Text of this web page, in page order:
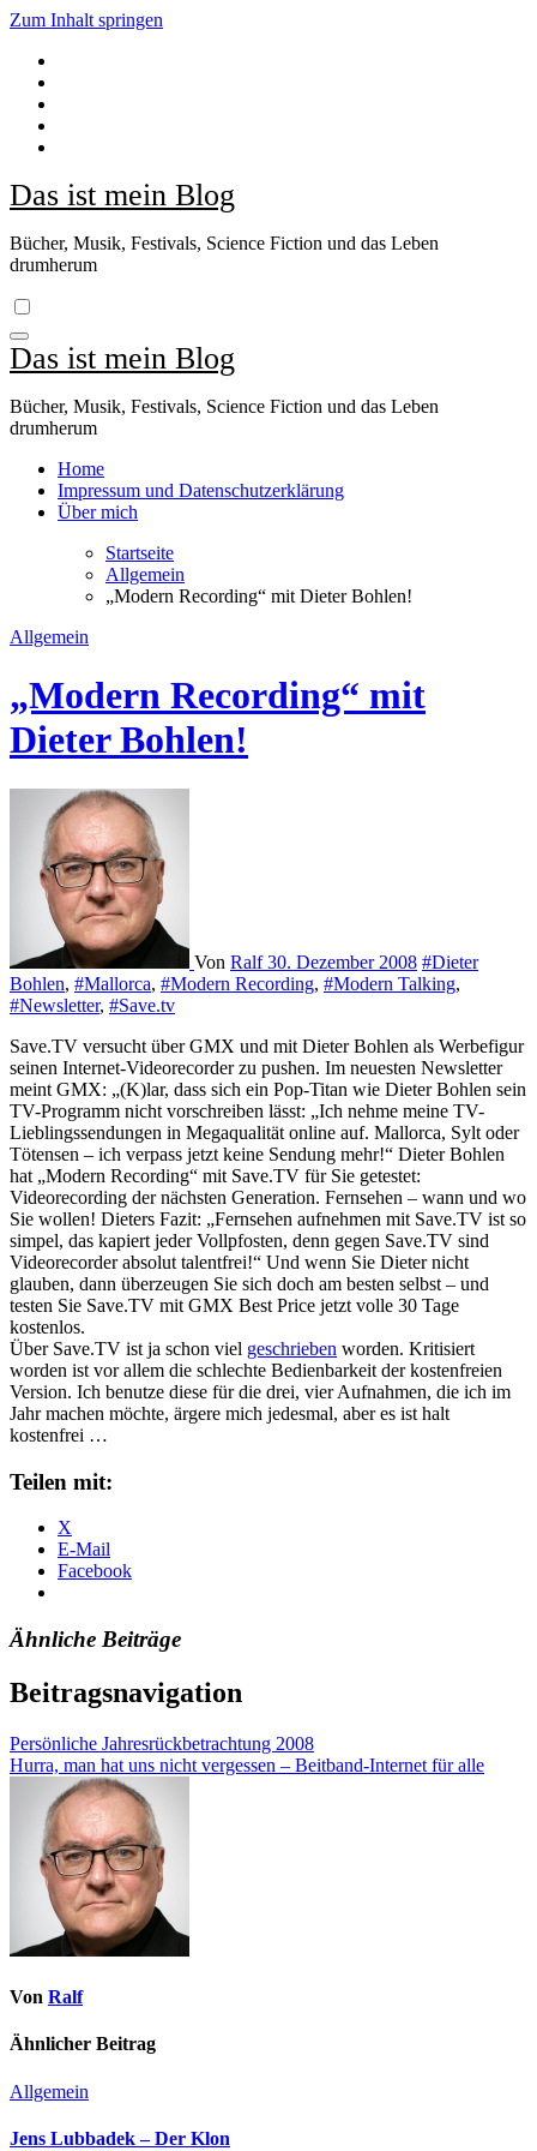
Zum Inhalt springen
Das ist mein Blog
Bücher, Musik, Festivals, Science Fiction und das Leben
drumherum
Das ist mein Blog
Bücher, Musik, Festivals, Science Fiction und das Leben
drumherum
Home
Impressum und Datenschutzerklärung
Über mich
Startseite
Allgemein
„Modern Recording“ mit Dieter Bohlen!
Allgemein
„Modern Recording“ mit
Dieter Bohlen!
Von Ralf30. Dezember 2008 #Dieter
Bohlen, #Mallorca, #Modern Recording, #Modern Talking,
#Newsletter, #Save.tv
Save.TV versucht über GMX und mit Dieter Bohlen als Werbefigur
seinen Internet-Videorecorder zu pushen. Im neuesten Newsletter
meint GMX: „(K)lar, dass sich ein Pop-Titan wie Dieter Bohlen sein
TV-Programm nicht vorschreiben lässt: „Ich nehme meine TV-
Lieblingssendungen in Megaqualität online auf. Mallorca, Sylt oder
Tötensen – ich verpass jetzt keine Sendung mehr!“ Dieter Bohlen
hat „Modern Recording“ mit Save.TV für Sie getestet:
Videorecording der nächsten Generation. Fernsehen – wann und wo
Sie wollen! Dieters Fazit: „Fernsehen aufnehmen mit Save.TV ist so
simpel, das kapiert jeder Vollpfosten, denn gegen Save.TV sind
Videorecorder absolut talentfrei!“ Und wenn Sie Dieter nicht
glauben, dann überzeugen Sie sich doch am besten selbst – und
testen Sie Save.TV mit GMX Best Price jetzt volle 30 Tage
kostenlos.
Über Save.TV ist ja schon viel geschrieben worden. Kritisiert
worden ist vor allem die schlechte Bedienbarkeit der kostenfreien
Version. Ich benutze diese für die drei, vier Aufnahmen, die ich im
Jahr machen möchte, ärgere mich jedesmal, aber es ist halt
kostenfrei …
Teilen mit:
X
E-Mail
Facebook
Ähnliche Beiträge
Beitragsnavigation
Persönliche Jahresrückbetrachtung 2008
Hurra, man hat uns nicht vergessen – Beitband-Internet für alle
Von Ralf
Ähnlicher Beitrag
Allgemein
Jens Lubbadek – Der Klon